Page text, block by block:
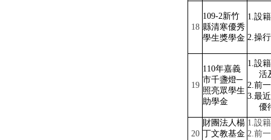
18
109-2新竹
縣清寒優秀
學生獎學金
1.設
2.操
19
110年嘉義
市千盞燈─
照亮眾學生
助學金
1.設
活
2.前
3.最
優
20
財團法人楊
丁文教基金
1.設
2.前